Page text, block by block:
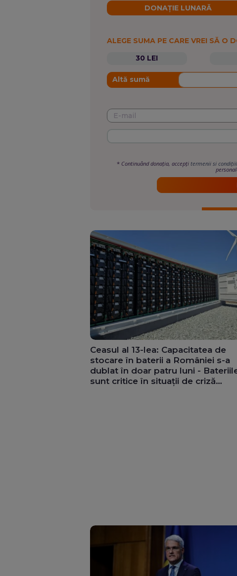
DONAȚIE LUNARĂ
ALEGE SUMA PE CARE VREI SĂ O
30 LEI
Altă sumă
* Continuând donația, accepțitermenii si
Ceasul al 13-lea: Capacitatea de
stocare în baterii a României s-a
dublat în doar patru luni -
sunt critice în situații de criză